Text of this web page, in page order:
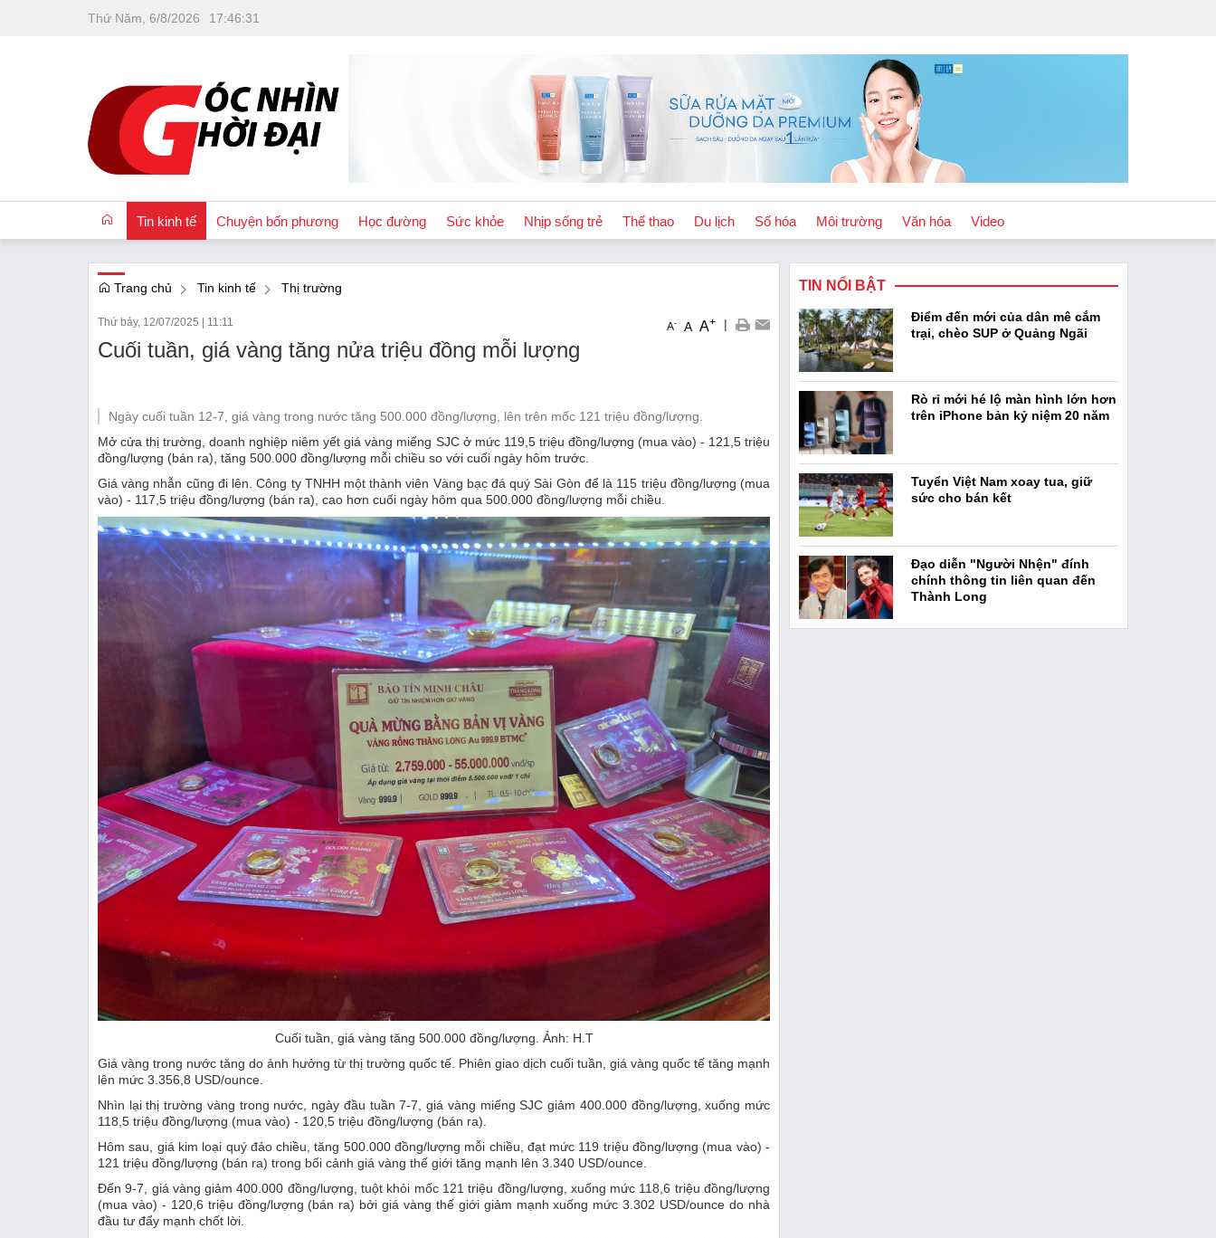
Thứ Năm, 6/8/2026 17:46:32
Tin kinh tế
Quốc tế
Emagazine
Chuyện bốn phương Học đường Sức khỏe Nhịp sống trẻ Thể thao Du lịch Số hóa Môi trường Văn hóa
Podcast
Video
Trang chủ Tin kinh tế Thị trường
Thứ bảy, 12/07/2025 | 11:11 A- A A+ |
Cuối tuần, giá vàng tăng nửa triệu đồng mỗi lượng
Ngày cuối tuần 12-7, giá vàng trong nước tăng 500.000 đồng/lượng, lên trên mốc 121 triệu đồng/lượng.
Mở cửa thị trường, doanh nghiệp niêm yết giá vàng miếng SJC ở mức 119,5 triệu đồng/lượng (mua vào) - 121,5 triệu
đồng/lượng (bán ra), tăng 500.000 đồng/lượng mỗi chiều so với cuối ngày hôm trước.
Giá vàng nhẫn cũng đi lên. Công ty TNHH một thành viên Vàng bạc đá quý Sài Gòn để là 115 triệu đồng/lượng (mua
vào) - 117,5 triệu đồng/lượng (bán ra), cao hơn cuối ngày hôm qua 500.000 đồng/lượng mỗi chiều.
Cuối tuần, giá vàng tăng 500.000 đồng/lượng. Ảnh: H.T
Giá vàng trong nước tăng do ảnh hưởng từ thị trường quốc tế. Phiên giao dịch cuối tuần, giá vàng quốc tế tăng mạnh
lên mức 3.356,8 USD/ounce.
Nhìn lại thị trường vàng trong nước, ngày đầu tuần 7-7, giá vàng miếng SJC giảm 400.000 đồng/lượng, xuống mức
118,5 triệu đồng/lượng (mua vào) - 120,5 triệu đồng/lượng (bán ra).
Hôm sau, giá kim loại quý đảo chiều, tăng 500.000 đồng/lượng mỗi chiều, đạt mức 119 triệu đồng/lượng (mua vào) -
121 triệu đồng/lượng (bán ra) trong bối cảnh giá vàng thế giới tăng mạnh lên 3.340 USD/ounce.
Đến 9-7, giá vàng giảm 400.000 đồng/lượng, tuột khỏi mốc 121 triệu đồng/lượng, xuống mức 118,6 triệu đồng/lượng
(mua vào) - 120,6 triệu đồng/lượng (bán ra) bởi giá vàng thế giới giảm mạnh xuống mức 3.302 USD/ounce do nhà
đầu tư đẩy mạnh chốt lời.
TIN NỔI BẬT
Điểm đến mới của dân mê cắm
trại, chèo SUP ở Quảng Ngãi
Rò rỉ mới hé lộ màn hình lớn hơn
trên iPhone bản kỷ niệm 20 năm
Tuyển Việt Nam xoay tua, giữ
sức cho bán kết
Đạo diễn "Người Nhện" đính
chính thông tin liên quan đến
Thành Long